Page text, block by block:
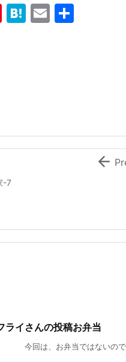
Pi H
E
-7

ライさんの投稿お弁当
は、お弁当ではないので